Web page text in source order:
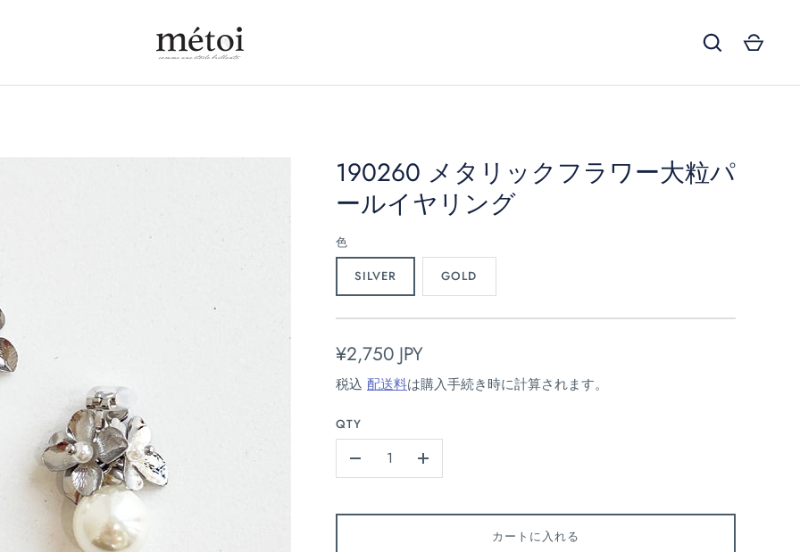
190260 メタリックフラワー大粒パ
ールイヤリング
色
SILVER
GOLD
¥2,750 JPY
税込 配送料は購入手続き時に計算されます。
QTY
+
カートに入れる